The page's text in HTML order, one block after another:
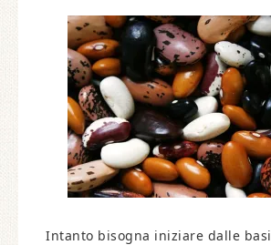
Intanto bisogna iniziare dalle